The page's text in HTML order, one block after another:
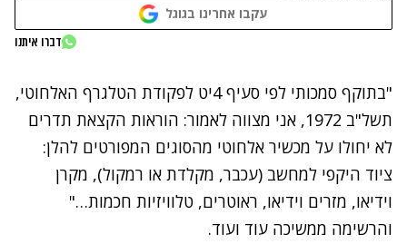
עקבו אחרינו בגוגל
נתקלנו בבעיה
דברו איתנו
"בתוקף סמכותי לפי סעיף 4יט לפקודת הטלגרף האלחוטי,
תשל"ב 1972, אני מצווה לאמור: הוראות הקצאת תדרים
לא יחולו על מכשיר אלחוטי מהסוגים המפורטים להלן:
ציוד היקפי למחשב (עכבר, מקלדת או רמקול), מקרן
וידיאו, מזרים וידיאו, ראוטרים, טלוויזיות חכמות…"
והרשימה ממשיכה עוד ועוד.